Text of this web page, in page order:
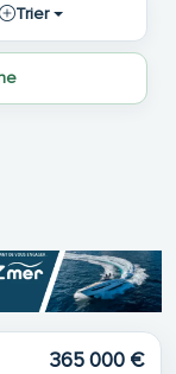
Trier
365 000 €